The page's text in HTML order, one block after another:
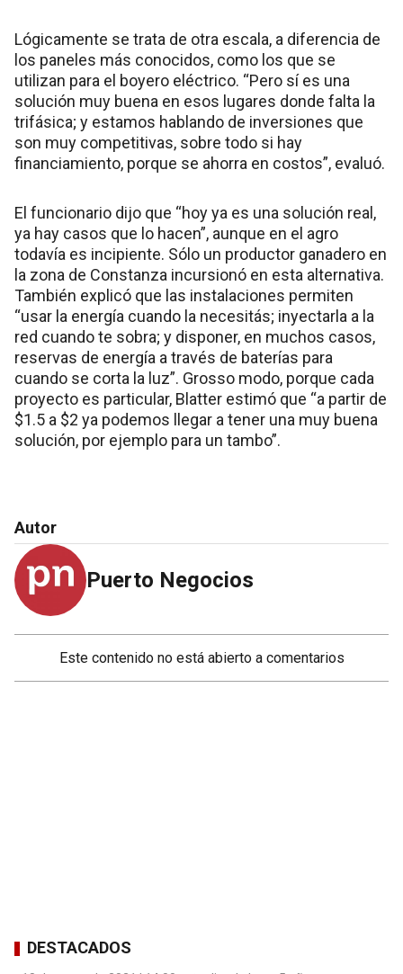
Lógicamente se trata de otra escala, a diferencia de
los paneles más conocidos, como los que se
utilizan para el boyero eléctrico. “Pero sí es una
solución muy buena en esos lugares donde falta la
trifásica; y estamos hablando de inversiones que
son muy competitivas, sobre todo si hay
financiamiento, porque se ahorra en costos”, evaluó.
El funcionario dijo que “hoy ya es una solución real,
ya hay casos que lo hacen”, aunque en el agro
todavía es incipiente. Sólo un productor ganadero en
la zona de Constanza incursionó en esta alternativa.
También explicó que las instalaciones permiten
“usar la energía cuando la necesitás; inyectarla a la
red cuando te sobra; y disponer, en muchos casos,
reservas de energía a través de baterías para
cuando se corta la luz”. Grosso modo, porque cada
proyecto es particular, Blatter estimó que “a partir de
$1.5 a $2 ya podemos llegar a tener una muy buena
solución, por ejemplo para un tambo”.
Autor
Puerto Negocios
Este contenido no está abierto a comentarios
DESTACADOS